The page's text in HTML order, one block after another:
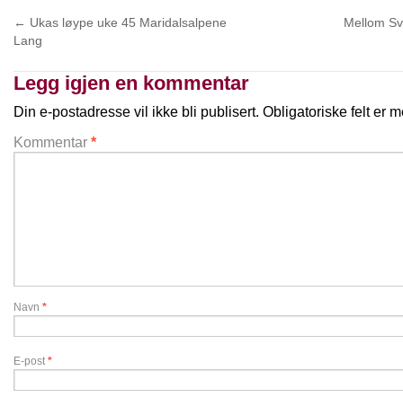
← Ukas løype uke 45 Maridalsalpene
Lang
Mellom
Legg igjen en kommentar
Din e-postadresse vil ikke bli publisert. Obligatoriske felt er
Kommentar *
Navn *
E-post *